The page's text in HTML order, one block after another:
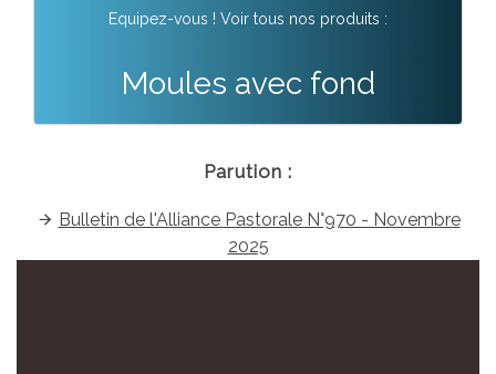
Equipez-vous ! Voir tous nos produits :
Moules avec fond
Parution :
Bulletin de l'Alliance Pastorale N°970 - Novembre
2025